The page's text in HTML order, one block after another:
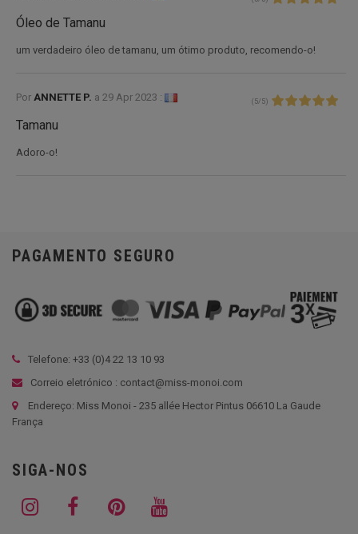
Óleo de Tamanu
um verdadeiro óleo de tamanu, um ótimo produto, recomendo-o!
Por ANNETTE P. a 29 Apr 2023 : ( 5/ 5)
Tamanu
Adoro-o!
PAGAMENTO SEGURO
Telefone: +33 (0)4 22 13 10 93
Correio eletrónico : contact@miss-monoi.com
Endereço: Miss Monoi - 235 allée Hector Pintus 06610 La Gaude
França
SIGA-NOS